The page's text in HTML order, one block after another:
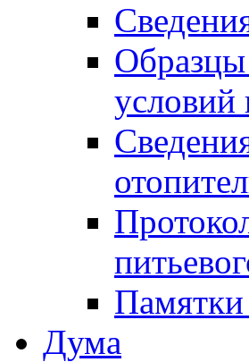
Образцы
условий
Памятки
Дума